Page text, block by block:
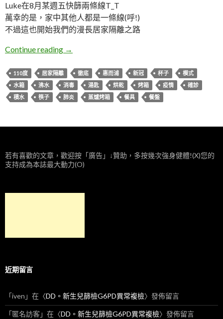
Luke在8月某週五快篩兩條線T_T
萬幸的是，家中其他人都是一條線(呼!)
不過這也開始我們的漫長居家隔離之路
Continue reading 惠而浦蒸烤爐消毒功能
→
110度 居家隔離 徹底 惠而浦 新冠 杯子
模式
水箱
沸水 消毒 湯匙 烘乾 烤箱 疫情
確診
積水
筷子 肺炎 蒸爐烤箱 餐具 餐盤
若有喜歡的文章，歡迎按「廣告」↓贊助，多按幾次強身健體!(X)您的
支持成為本誌最大動力(O)
近期留言
「iven 」在〈DD。新生兒篩檢G6PD異常複檢〉發佈留言
「匿名訪客」在〈DD。新生兒篩檢G6PD異常複檢〉發佈留言